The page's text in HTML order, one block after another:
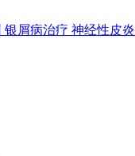
银屑病治疗 神经性皮炎